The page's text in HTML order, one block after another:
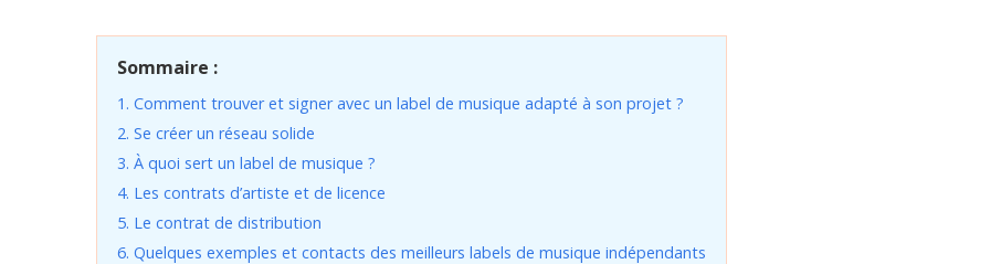
Sommaire :
1. Comment trouver et signer avec un label de musique adapté à son projet ?
2. Se créer un réseau solide
3. À quoi sert un label de musique ?
4. Les contrats d’artiste et de licence
5. Le contrat de distribution
6. Quelques exemples et contacts des meilleurs labels de musique indépendants